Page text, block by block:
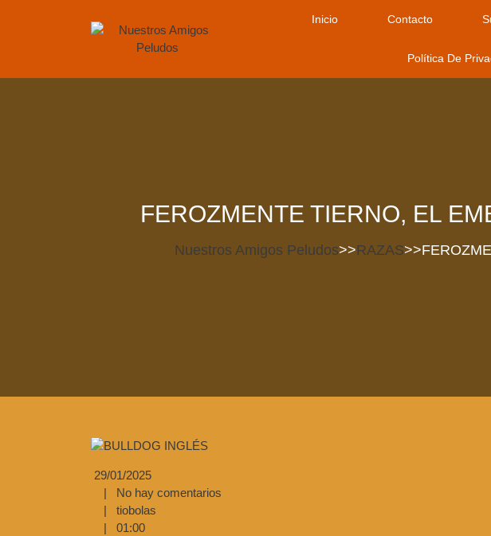
Inicio Contacto
Política De
FEROZMENTE TIERNO, EL
Nuestros Amigos Peludos>>RAZAS>>
29/01/2025
|
No hay comentarios
|
tiobolas
|
01:00